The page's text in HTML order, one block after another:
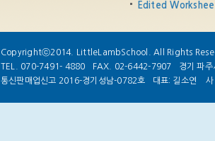
Edited
Copyrightⓒ2014. LittleLambSchool. All Rights
TEL. 070-7491- 4880
FAX. 02-6442-7907
경기 파
통신판매업신고 2016-경기성남-0782호
대표: 길소연